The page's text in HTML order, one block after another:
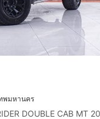
พมหานคร